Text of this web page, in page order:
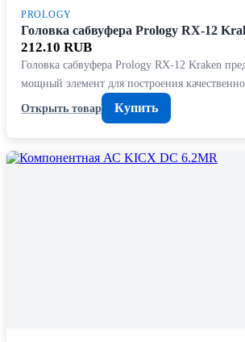
PROLOGY
Головка сабвуфера Prology RX-12
212.10 RUB
Головка сабвуфера Prology RX-12 Kraken
мощный элемент для построения
Открыть товар
Купить